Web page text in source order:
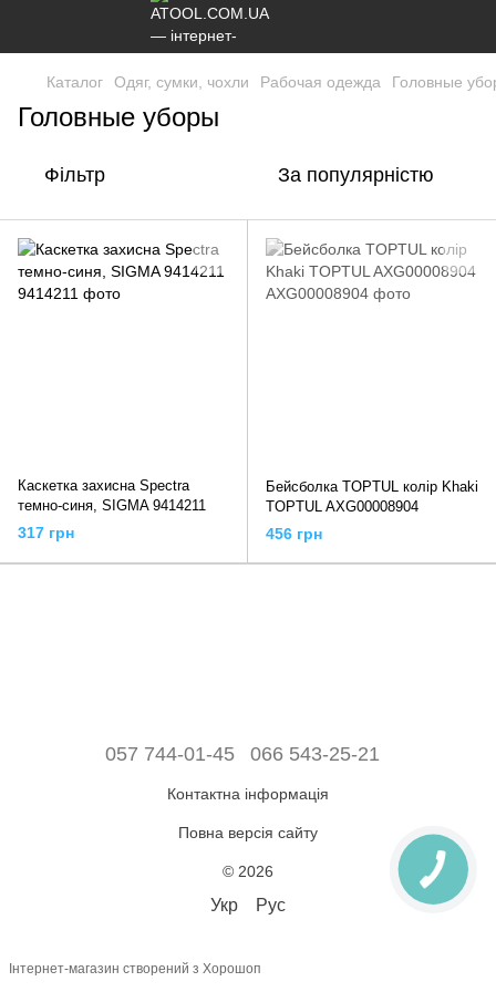
Каталог Одяг, сумки, чохли Рабочая одежда Головные
Головные уборы
Фільтр За популярністю
Каскетка захисна Spectra
темно-синя, SIGMA 9414211
317 грн
Бейсболка TOPTUL колір Khaki
TOPTUL AXG00008904
456 грн
057 744-01-45 066 543-25-21
Контактна інформація
Повна версія сайту
© 2026
Укр Рус
Інтернет-магазин створений з Хорошоп